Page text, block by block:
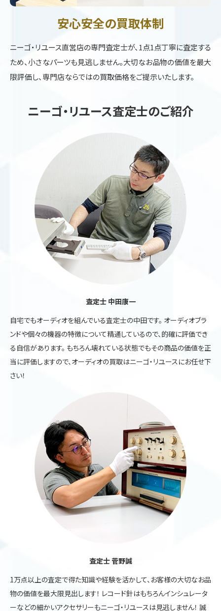
安心安全の買取体制
ニーゴ・リユース直営店の専門査定士が、1点1点丁寧に査定する
ため、小さなパーツも見逃しません。大切なお品物の価値を最大
限評価し、専門店ならではの買取価格をご提示いたします。
ニーゴ・リユース査定士のご紹介
査定士 中田康一
自宅でもオーディオを組んでいる査定士の中田です。 オーディオブラ
ンドや個々の機器の特徴について精通しているので、的確に評価でき
る自信があります。 もちろん壊れている状態でもその商品の価値を正
当に評価しますので、オーディオの買取はニーゴ・リユースにお任せ下
さい！
査定士 菅野誠
1万点以上の査定で得た知識や経験を活かして、お客様の大切なお品
物の価値を最大限見出します！ レコード針はもちろんインシュレータ
ーなどの細かいアクセサリーもニーゴ・リユースは見逃しません！ 誠